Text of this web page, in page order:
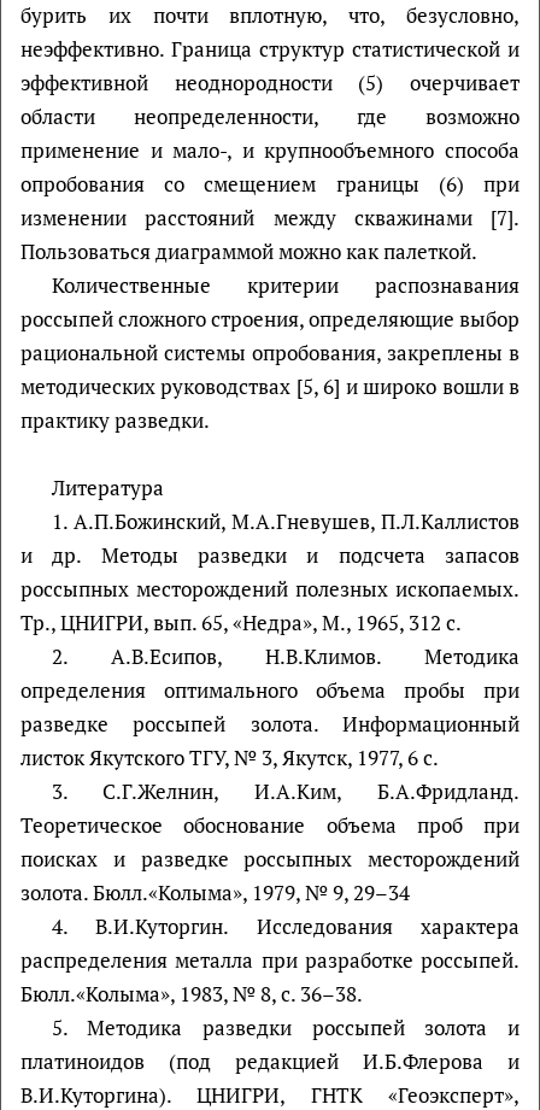
бурить их почти вплотную, что, безусловно,
неэффективно. Граница структур статистической и
эффективной неоднородности (5) очерчивает
области неопределенности, где возможно
применение и мало-, и крупнообъемного способа
опробования со смещением границы (6) при
изменении расстояний между скважинами [7].
Пользоваться диаграммой можно как палеткой.
Количественные критерии распознавания
россыпей сложного строения, определяющие выбор
рациональной системы опробования, закреплены в
методических руководствах [5, 6] и широко вошли в
практику разведки.
Литература
1. А.П.Божинский, М.А.Гневушев, П.Л.Каллистов
и др. Методы разведки и подсчета запасов
россыпных месторождений полезных ископаемых.
Тр., ЦНИГРИ, вып. 65, «Недра», М., 1965, 312 с.
2. А.В.Есипов, Н.В.Климов. Методика
определения оптимального объема пробы при
разведке россыпей золота. Информационный
листок Якутского ТГУ, № 3, Якутск, 1977, 6 с.
3. С.Г.Желнин, И.А.Ким, Б.А.Фридланд.
Теоретическое обоснование объема проб при
поисках и разведке россыпных месторождений
золота. Бюлл.«Колыма», 1979, № 9, 29–34
4. В.И.Куторгин. Исследования характера
распределения металла при разработке россыпей.
Бюлл.«Колыма», 1983, № 8, с. 36–38.
5. Методика разведки россыпей золота и
платиноидов (под редакцией И.Б.Флерова и
В.И.Куторгина). ЦНИГРИ, ГНТК «Геоэксперт»,